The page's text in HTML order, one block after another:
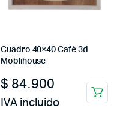
Cuadro 40×40 Café 3d
Moblihouse
$ 84.900
IVA incluido